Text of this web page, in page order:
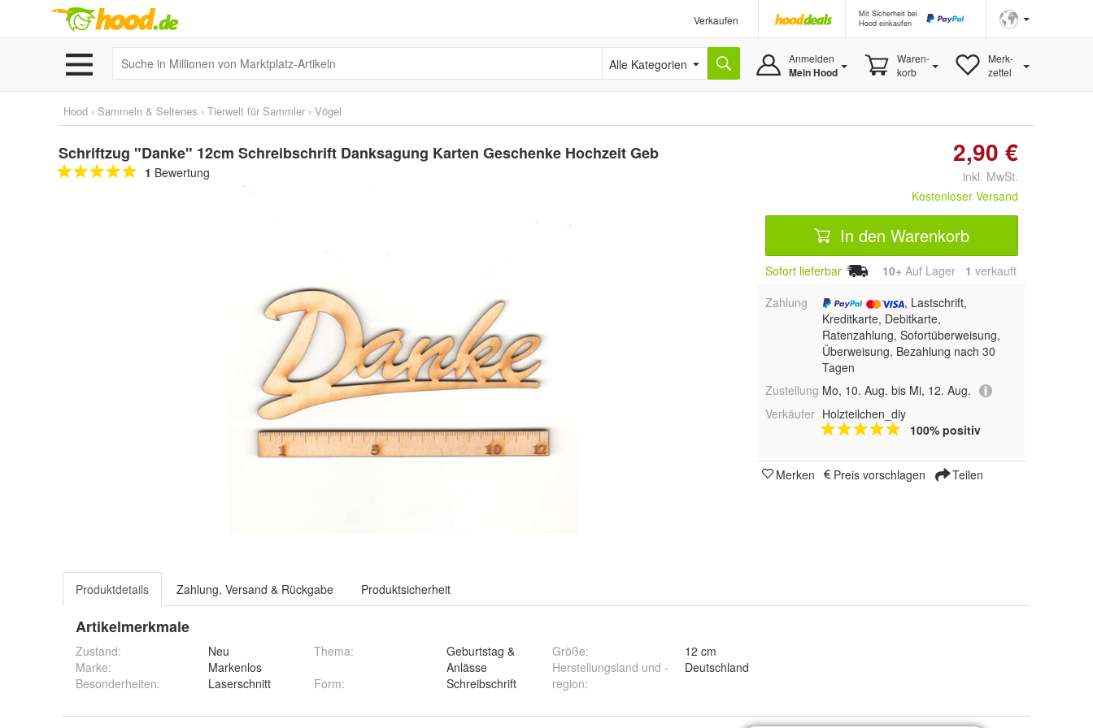
Verkaufen
Mit Sicherheit bei
Hood einkaufen
Alle Kategorien Anmelden
Mein Hood
Waren-
korb
Merk-
zettel
Hood › Sammeln & Seltenes › Tierwelt für Sammler › Vögel
Schriftzug "Danke" 12cm Schreibschrift Danksagung Karten Geschenke Hochzeit Geb
1 Bewertung
2,90 €
inkl. MwSt.
Kostenloser Versand
In den Warenkorb
Sofort lieferbar 10+ Auf Lager 1 verkauft
Zahlung
, Lastschrift,
Kreditkarte, Debitkarte,
Ratenzahlung, Sofortüberweisung,
Überweisung, Bezahlung nach 30
Tagen
Zustellung Mo, 10. Aug. bis Mi, 12. Aug.
Verkäufer Holzteilchen_diy
100% positiv
Merken Preis vorschlagen Teilen
Produktdetails Zahlung, Versand & Rückgabe Produktsicherheit
Artikelmerkmale
Zustand:
Neu
Marke:
Markenlos
Besonderheiten: Laserschnitt
Thema:
Geburtstag &
Anlässe
Form: Schreibschrift
Größe:
12 cm
Herstellungsland und -
region:
Deutschland